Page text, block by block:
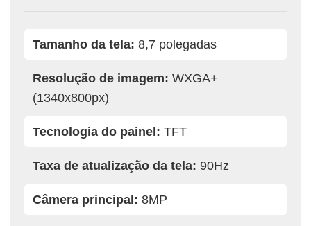
Tamanho da tela: 8,7 polegadas
Resolução de imagem: WXGA+
(1340x800px)
Tecnologia do painel: TFT
Taxa de atualização da tela: 90Hz
Câmera principal: 8MP